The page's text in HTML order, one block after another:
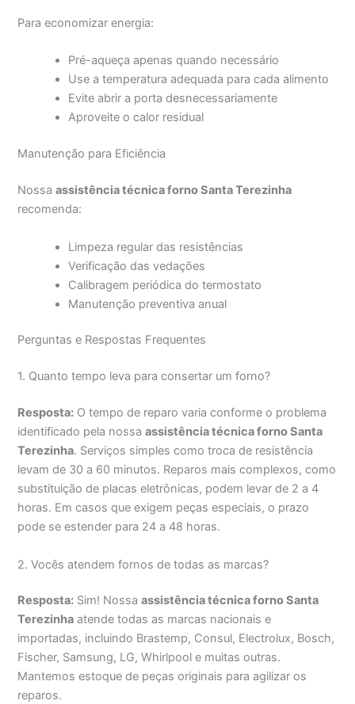
Para economizar energia:
Pré-aqueça apenas quando necessário
Use a temperatura adequada para cada alimento
Evite abrir a porta desnecessariamente
Aproveite o calor residual
Manutenção para Eficiência
Nossaassistência técnica forno Santa Terezinha
recomenda:
Limpeza regular das resistências
Verificação das vedações
Calibragem periódica do termostato
Manutenção preventiva anual
Perguntas e Respostas Frequentes
1. Quanto tempo leva para consertar um forno?
Resposta: O tempo de reparo varia conforme o problema
identificado pela nossaassistência técnica forno Santa
Terezinha. Serviços simples como troca de resistência
levam de 30 a 60 minutos. Reparos mais complexos, como
substituição de placas eletrônicas, podem levar de 2 a 4
horas. Em casos que exigem peças especiais, o prazo
pode se estender para 24 a 48 horas.
2. Vocês atendem fornos de todas as marcas?
Resposta: Sim! Nossaassistência técnica forno Santa
Terezinha atende todas as marcas nacionais e
importadas, incluindo Brastemp, Consul, Electrolux, Bosch,
Fischer, Samsung, LG, Whirlpool e muitas outras.
Mantemos estoque de peças originais para agilizar os
reparos.